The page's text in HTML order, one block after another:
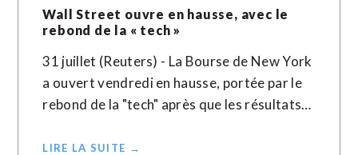
Wall Street ouvre en hausse, avec le
rebond de la « tech »
31 juillet (Reuters) - La Bourse de New York
a ouvert vendredi en hausse, portée par le
rebond de la "tech" après que les résultats…
LIRE LA SUITE →